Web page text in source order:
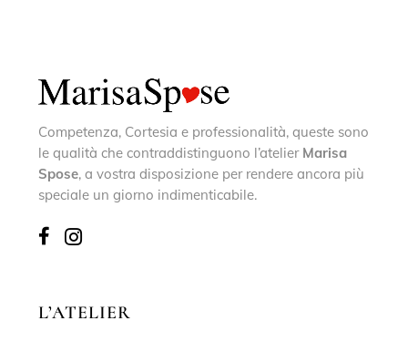
Competenza, Cortesia e professionalità, queste sono
le qualità che contraddistinguono l’atelier Marisa
Spose, a vostra disposizione per rendere ancora più
speciale un giorno indimenticabile.
L’ATELIER